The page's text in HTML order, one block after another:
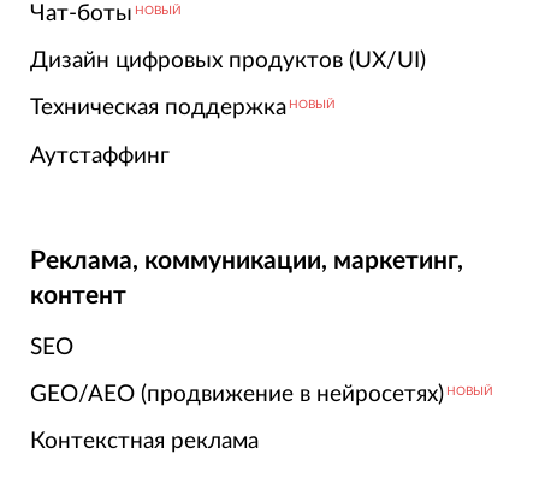
Чат-боты НОВЫЙ
Дизайн цифровых продуктов (UX/UI)
Техническая поддержка НОВЫЙ
Аутстаффинг
Реклама, коммуникации, маркетинг,
контент
SEO
GEO/AEO (продвижение в нейросетях) НОВЫЙ
Контекстная реклама